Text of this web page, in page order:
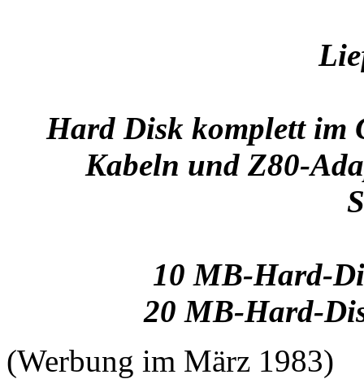
Hard Disk komplett im
Kabeln und Z80-
10 MB-Hard-
20 MB-Hard-
(Werbung im März 1983)